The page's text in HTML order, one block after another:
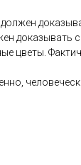
до­казы­вать
цве­ты.